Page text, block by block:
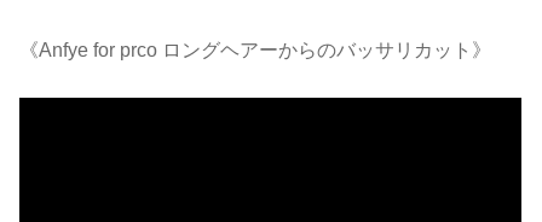
《Anfye for prco ロングヘアーからのバッサリカット》